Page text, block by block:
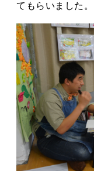
てもらいました。